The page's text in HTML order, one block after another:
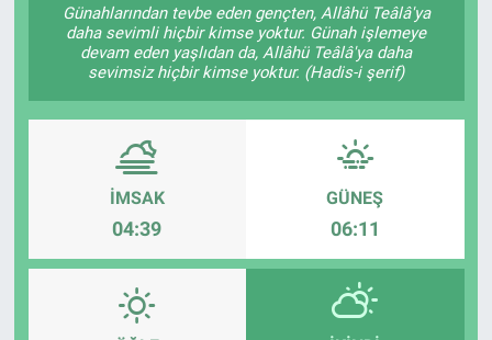
Günahlarından tevbe eden gençten, Allâhü Teâlâ'ya
daha sevimli hiçbir kimse yoktur. Günah işlemeye
devam eden yaşlıdan da, Allâhü Teâlâ'ya daha
sevimsiz hiçbir kimse yoktur. (Hadis-i şerif)
İMSAK
04:39
GÜNEŞ
06:11
Özel Haber
Kültür Sanat
Ekonomi
Yaşam